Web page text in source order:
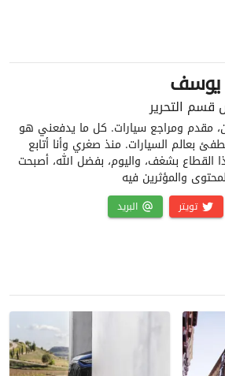
قسم التحرير
مقدم ومراجع سيارات. كل ما يدفعني هو
بعالم السيارات. منذ صغري وأنا أتابع
القطاع بشغف، واليوم، بفضل الله، أصبحت
والمؤثرين فيه
تويتر البريد